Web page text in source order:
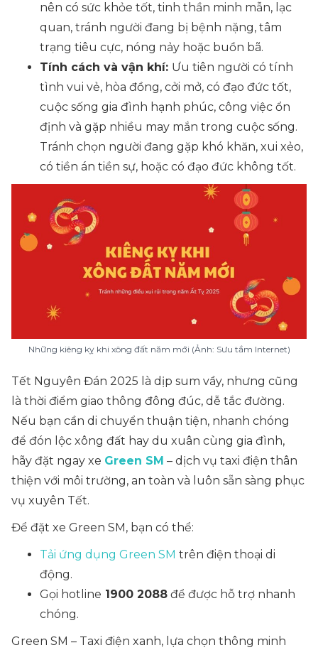
nên có sức khỏe tốt, tinh thần minh mẫn, lạc
quan, tránh người đang bị bệnh nặng, tâm
trạng tiêu cực, nóng nảy hoặc buồn bã.
Tính cách và vận khí: Ưu tiên người có tính
tình vui vẻ, hòa đồng, cởi mở, có đạo đức tốt,
cuộc sống gia đình hạnh phúc, công việc ổn
định và gặp nhiều may mắn trong cuộc sống.
Tránh chọn người đang gặp khó khăn, xui xẻo,
có tiền án tiền sự, hoặc có đạo đức không tốt.
Những kiêng kỵ khi xông đất năm mới (Ảnh: Sưu tầm Internet)
Tết Nguyên Đán 2025 là dịp sum vầy, nhưng cũng
là thời điểm giao thông đông đúc, dễ tắc đường.
Nếu bạn cần di chuyển thuận tiện, nhanh chóng
để đón lộc xông đất hay du xuân cùng gia đình,
hãy đặt ngay xe Green SM – dịch vụ taxi điện thân
thiện với môi trường, an toàn và luôn sẵn sàng phục
vụ xuyên Tết.
Để đặt xe Green SM, bạn có thể:
Tải ứng dụng Green SM trên điện thoại di
động.
Gọi hotline 1900 2088 để được hỗ trợ nhanh
chóng.
Green SM – Taxi điện xanh, lựa chọn thông minh